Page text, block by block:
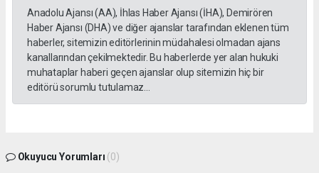
Anadolu Ajansı (AA), İhlas Haber Ajansı (İHA), Demirören
Haber Ajansı (DHA) ve diğer ajanslar tarafından eklenen tüm
haberler, sitemizin editörlerinin müdahalesi olmadan ajans
kanallarından çekilmektedir. Bu haberlerde yer alan hukuki
muhataplar haberi geçen ajanslar olup sitemizin hiç bir
editörü sorumlu tutulamaz...
Okuyucu Yorumları (0)